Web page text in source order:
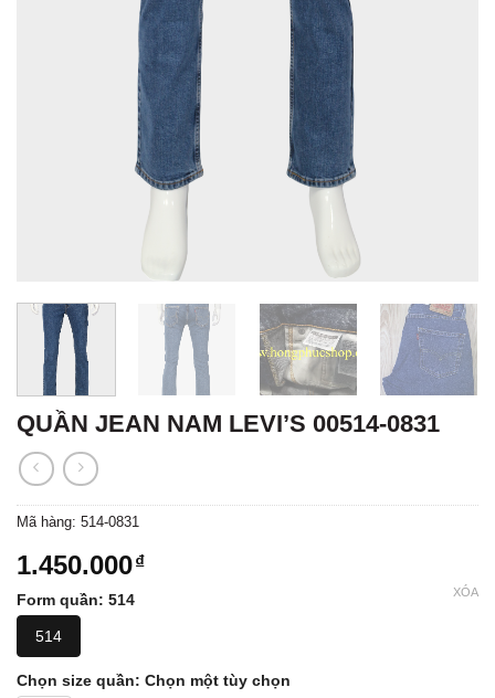
QUẦN JEAN NAM LEVI’S 00514-0831
Mã hàng: 514-0831
1.450.000₫
Form quần: 514
514
Chọn size quần: Chọn một tùy chọn
XÓA